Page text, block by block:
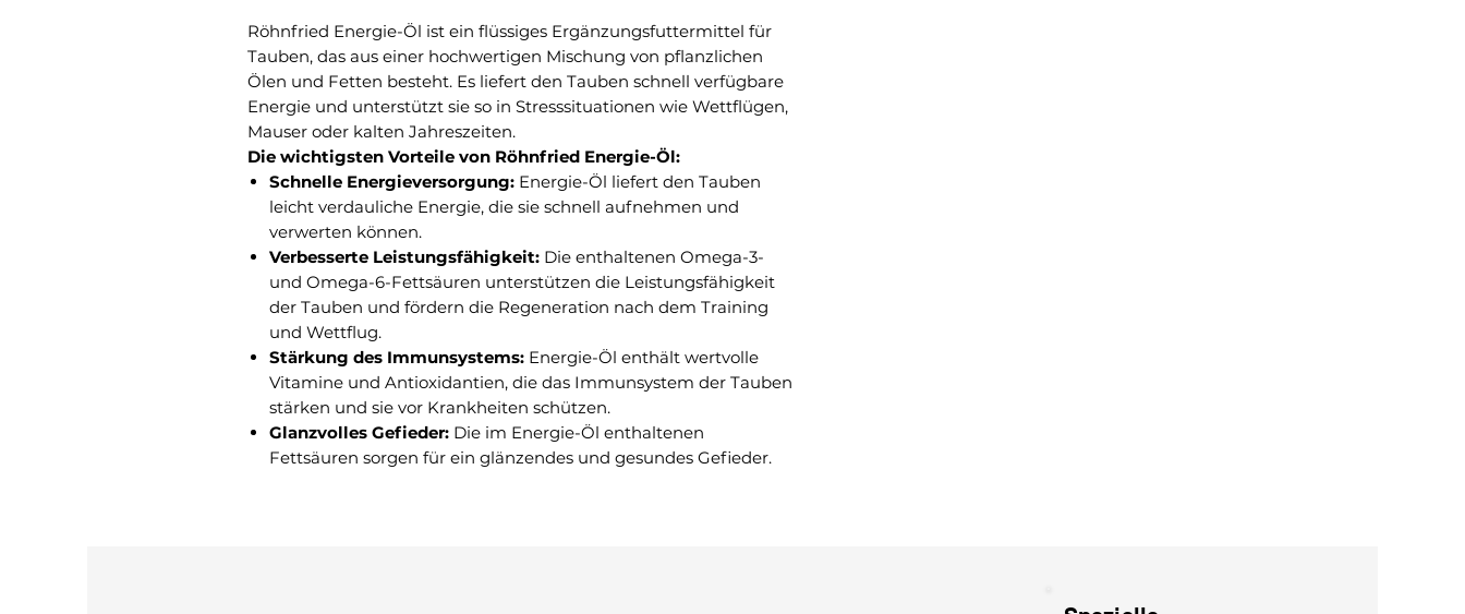
Röhnfried Energie-Öl ist ein flüssiges Ergänzungsfuttermittel für
Tauben, das aus einer hochwertigen Mischung von pflanzlichen
Ölen und Fetten besteht. Es liefert den Tauben schnell verfügbare
Energie und unterstützt sie so in Stresssituationen wie Wettflügen,
Mauser oder kalten Jahreszeiten.
Die wichtigsten Vorteile von Röhnfried Energie-Öl:
Schnelle Energieversorgung: Energie-Öl liefert den Tauben
leicht verdauliche Energie, die sie schnell aufnehmen und
verwerten können.
Verbesserte Leistungsfähigkeit: Die enthaltenen Omega-3-
und Omega-6-Fettsäuren unterstützen die Leistungsfähigkeit
der Tauben und fördern die Regeneration nach dem Training
und Wettflug.
Stärkung des Immunsystems: Energie-Öl enthält wertvolle
Vitamine und Antioxidantien, die das Immunsystem der Tauben
stärken und sie vor Krankheiten schützen.
Glanzvolles Gefieder: Die im Energie-Öl enthaltenen
Fettsäuren sorgen für ein glänzendes und gesundes Gefieder.